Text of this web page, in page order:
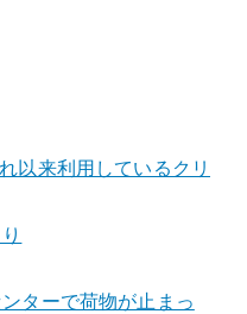
以来利用しているクリ
ターで荷物が止まっ